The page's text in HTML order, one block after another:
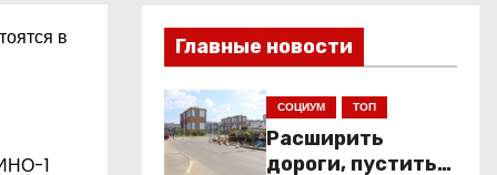
в
1
Главные новости
СОЦИУМ ТОП
Расширить
дороги, пустить